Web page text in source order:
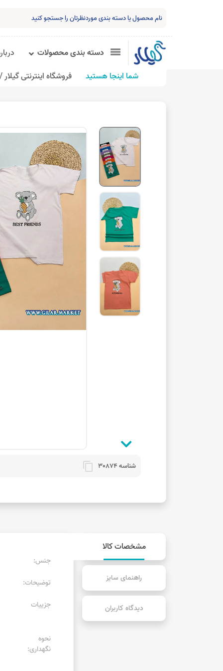
دسته بندی محصولات
شما اینجا هستید
فروشگاه اینترنتی گیلار /
شناسه 30874 content_copy
مشخصات کالا
راهنمای سایز
دیدگاه کاربران
جنس:
توضیحات:
جزییات
نحوه
نگهداری: